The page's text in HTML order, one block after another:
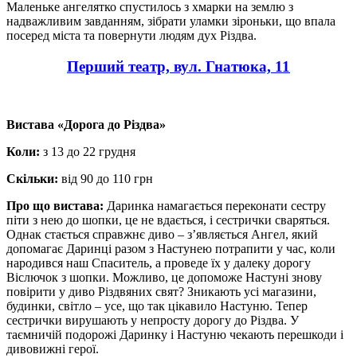
Маленьке ангелятко спустилось з хмарки на землю з
надважливим завданням, зібрати уламки зіроньки, що впала
посеред міста та повернути людям дух Різдва.
Перший театр, вул. Гнатюка, 11
Вистава «Дорога до Різдва»
Коли: з 13 до 22 грудня
Скільки: від 90 до 110 грн
Про що вистава: Даринка намагається переконати сестру
піти з нею до шопки, це не вдається, і сестрички сваряться.
Однак стається справжнє диво – з’являється Ангел, який
допомагає Даринці разом з Настунею потрапити у час, коли
народився наш Спаситель, а проведе їх у далеку дорогу
Віслючок з шопки. Можливо, це допоможе Настуні знову
повірити у диво Різдвяних свят? Зникають усі магазини,
будинки, світло – усе, що так цікавило Настуню. Тепер
сестрички вирушають у непросту дорогу до Різдва. У
таємничій подорожі Даринку і Настуню чекають перешкоди і
дивовижні герої.